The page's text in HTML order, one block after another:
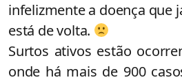
infelizmente a doença que
está de volta.
Surtos ativos estão
onde há mais de 900